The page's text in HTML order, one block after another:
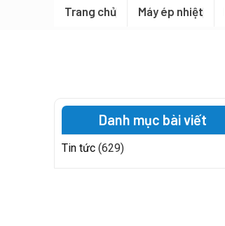
Trang chủ Máy ép nhiệt
Danh mục bài viết
Tin tức (629)